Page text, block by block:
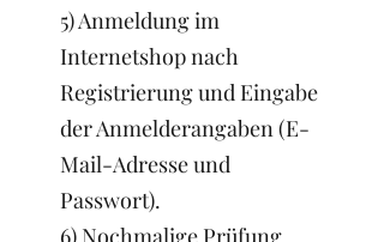
5) Anmeldung im
Internetshop nach
Registrierung und Eingabe
der Anmelderangaben (E-
Mail-Adresse und
Passwort).
6) Nochmalige Prüfung